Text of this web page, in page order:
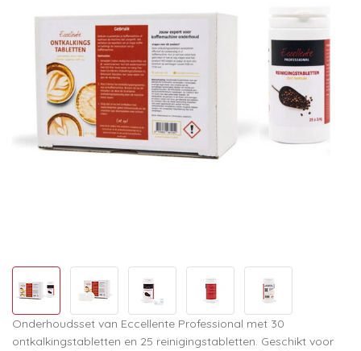
Onderhoudsset van Eccellente Professional met 30
ontkalkingstabletten en 25 reinigingstabletten. Geschikt voor